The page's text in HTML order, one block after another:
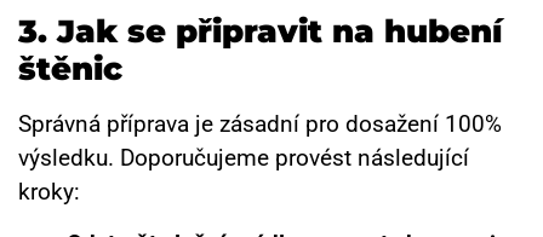
3.Jak se připravit na hubení
štěnic
Správná příprava je zásadní pro dosažení 100%
výsledku. Doporučujeme provést následující
kroky: